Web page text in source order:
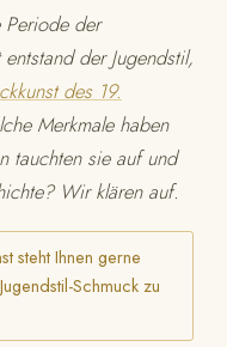
der
der Jugendstil,
des 19.
Merkmale haben
tauchten sie auf und
Wir klären auf.
steht Ihnen gerne
Schmuck zu